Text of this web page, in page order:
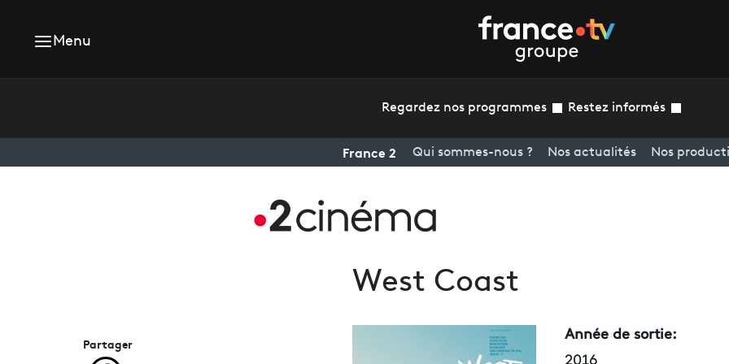
Menu
Regardez nos programmes Restez informés
France 2 Qui sommes-nous ? Nos actualités Nos
West Coast
Année de sortie:
2016
Partager